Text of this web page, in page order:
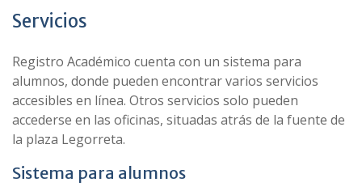
Servicios
Registro Académico cuenta con un sistema para
alumnos, donde pueden encontrar varios servicios
accesibles en línea. Otros servicios solo pueden
accederse en las oficinas, situadas atrás de la fuente de
la plaza Legorreta.
Sistema para alumnos